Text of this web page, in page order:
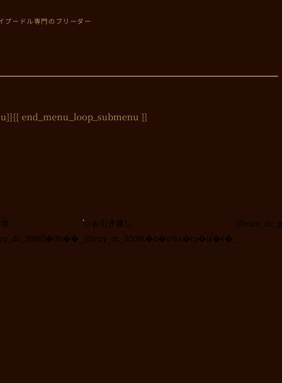
プードル専門のブリーダー
{{ end_menu_loop_submenu }}
☆お引き渡し
{{brizy_dc_3008\�b�o%x�cy�(x�e�_